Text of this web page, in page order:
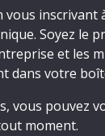
vous inscrivant
Soyez le
et les
dans votre
vous pouvez
moment.